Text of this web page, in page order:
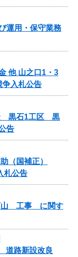
運用・保守業務
他 山之口1・3
争入札公告
黒石1工区 黒
告
（国補正）
札公告
山 工事 に関す
路新設改良